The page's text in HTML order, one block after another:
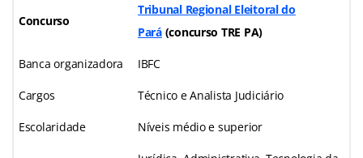
Concurso
Tribunal Regional Eleitoral do
Pará (concurso TRE PA)
Banca organizadora IBFC
Cargos Técnico e Analista Judiciário
Escolaridade Níveis médio e superior